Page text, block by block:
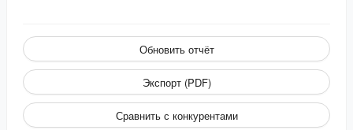
Обновить отчёт
Экспорт (PDF)
Сравнить с конкурентами